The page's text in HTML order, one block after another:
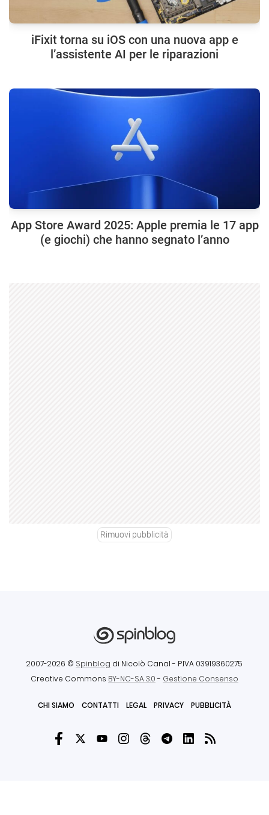
iFixit torna su iOS con una nuova app e
l’assistente AI per le riparazioni
App Store Award 2025: Apple premia le 17 app
(e giochi) che hanno segnato l’anno
Rimuovi pubblicità
2007-2026 © Spinblog di Nicolò Canal - P.IVA 03919360275
Creative Commons BY-NC-SA 3.0- Gestione Consenso
CHI SIAMO CONTATTI LEGAL PRIVACY PUBBLICITÀ